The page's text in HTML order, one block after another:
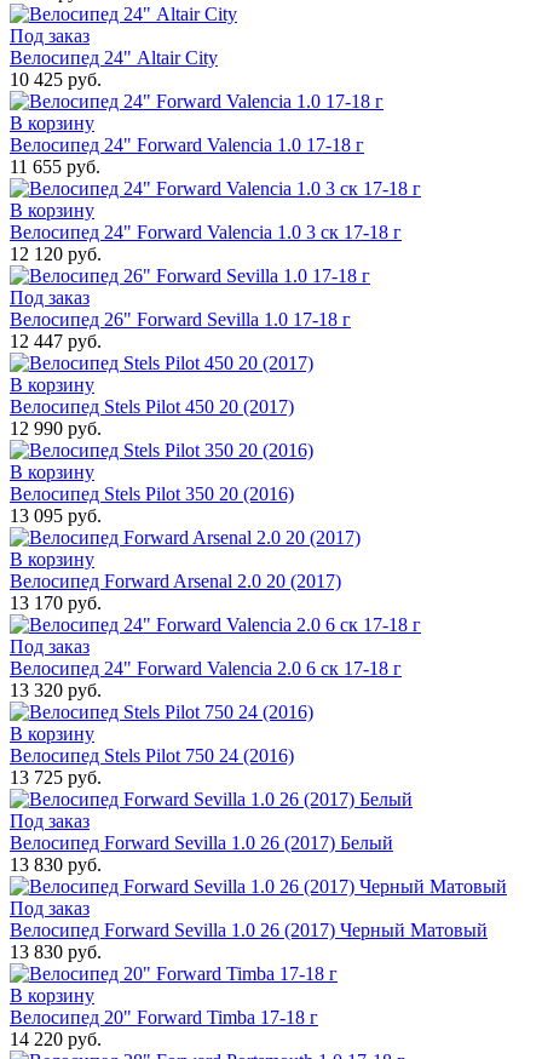
Под заказ
Велосипед 24" Altair City
10 425 руб.
В корзину
Велосипед 24" Forward Valencia 1.0 17-18 г
11 655 руб.
В корзину
Велосипед 24" Forward Valencia 1.0 3 ск 17-18 г
12 120 руб.
Под заказ
Велосипед 26" Forward Sevilla 1.0 17-18 г
12 447 руб.
В корзину
Велосипед Stels Pilot 450 20 (2017)
12 990 руб.
В корзину
Велосипед Stels Pilot 350 20 (2016)
13 095 руб.
В корзину
Велосипед Forward Arsenal 2.0 20 (2017)
13 170 руб.
Под заказ
Велосипед 24" Forward Valencia 2.0 6 ск 17-18 г
13 320 руб.
В корзину
Велосипед Stels Pilot 750 24 (2016)
13 725 руб.
Под заказ
Велосипед Forward Sevilla 1.0 26 (2017) Белый
13 830 руб.
Под заказ
Велосипед Forward Sevilla 1.0 26 (2017) Черный Матовый
13 830 руб.
В корзину
Велосипед 20" Forward Timba 17-18 г
14 220 руб.